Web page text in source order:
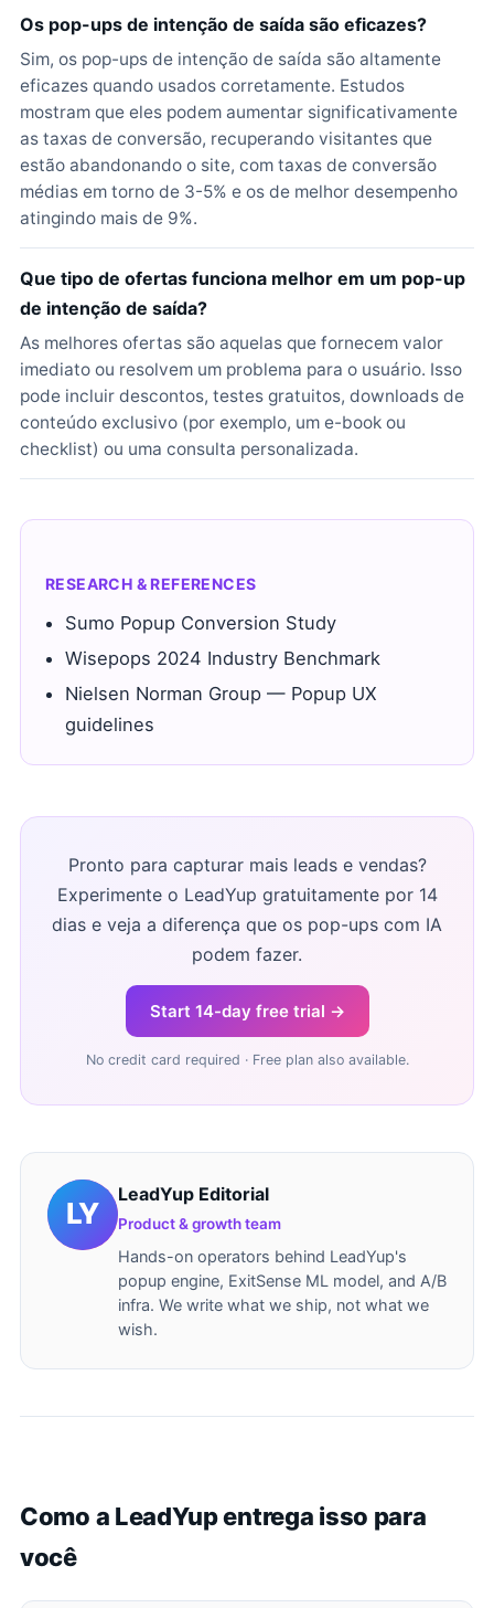
Os pop-ups de intenção de saída são eficazes?
Sim, os pop-ups de intenção de saída são altamente
eficazes quando usados corretamente. Estudos
mostram que eles podem aumentar significativamente
as taxas de conversão, recuperando visitantes que
estão abandonando o site, com taxas de conversão
médias em torno de 3-5% e os de melhor desempenho
atingindo mais de 9%.
Que tipo de ofertas funciona melhor em um pop-up
de intenção de saída?
As melhores ofertas são aquelas que fornecem valor
imediato ou resolvem um problema para o usuário. Isso
pode incluir descontos, testes gratuitos, downloads de
conteúdo exclusivo (por exemplo, um e-book ou
checklist) ou uma consulta personalizada.
RESEARCH & REFERENCES
Sumo Popup Conversion Study
Wisepops 2024 Industry Benchmark
Nielsen Norman Group — Popup UX
guidelines
Pronto para capturar mais leads e vendas?
Experimente o LeadYup gratuitamente por 14
dias e veja a diferença que os pop-ups com IA
podem fazer.
Start 14-day free trial →
No credit card required · Free plan also available.
LeadYup Editorial
Product & growth team
Hands-on operators behind LeadYup's
popup engine, ExitSense ML model, and A/B
infra. We write what we ship, not what we
wish.
Como a LeadYup entrega isso para
você